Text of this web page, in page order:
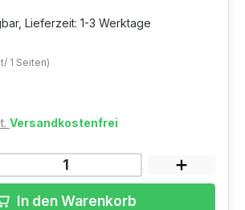
Lieferzeit: 1-3 Werktage
1 Seiten)
Versandkostenfrei
In den Warenkorb